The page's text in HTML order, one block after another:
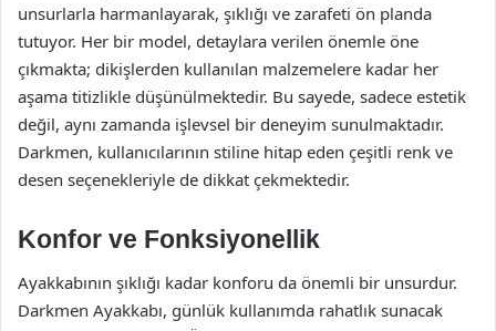
unsurlarla harmanlayarak, şıklığı ve zarafeti ön planda
tutuyor. Her bir model, detaylara verilen önemle öne
çıkmakta; dikişlerden kullanılan malzemelere kadar her
aşama titizlikle düşünülmektedir. Bu sayede, sadece estetik
değil, aynı zamanda işlevsel bir deneyim sunulmaktadır.
Darkmen, kullanıcılarının stiline hitap eden çeşitli renk ve
desen seçenekleriyle de dikkat çekmektedir.
Konfor ve Fonksiyonellik
Ayakkabının şıklığı kadar konforu da önemli bir unsurdur.
Darkmen Ayakkabı, günlük kullanımda rahatlık sunacak